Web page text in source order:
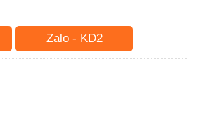
Zalo - KD2